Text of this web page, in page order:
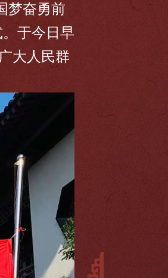
梦奋勇前
于今日早
大人民群